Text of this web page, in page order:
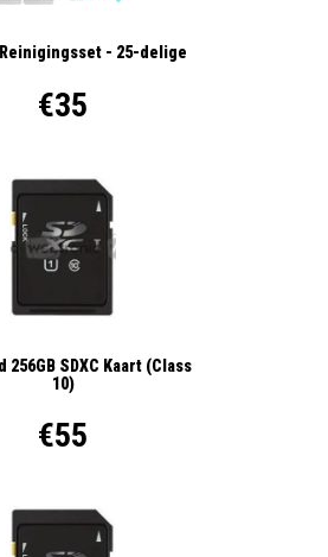
- 25-delige
€35
256GB SDXC Kaart (Class
10)
€55